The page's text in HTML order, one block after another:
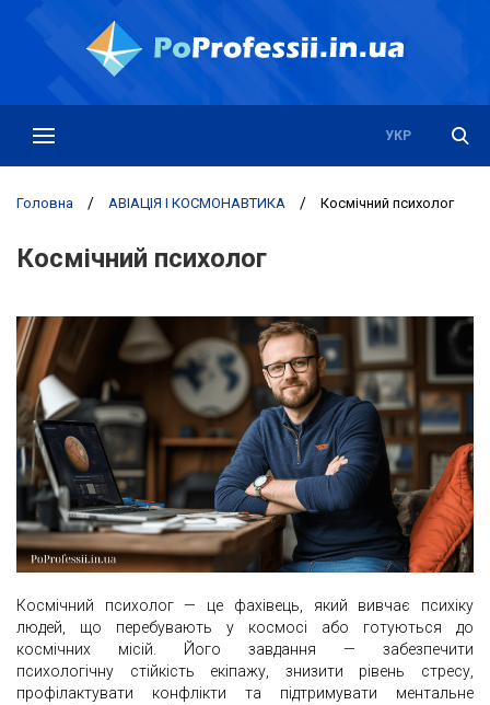
РУС
УКР
Головна / АВІАЦІЯ І КОСМОНАВТИКА / Космічний психолог
Космічний психолог
Космічний психолог — це фахівець, який вивчає психіку
людей, що перебувають у космосі або готуються до
космічних місій. Його завдання — забезпечити
психологічну стійкість екіпажу, знизити рівень стресу,
профілактувати конфлікти та підтримувати ментальне